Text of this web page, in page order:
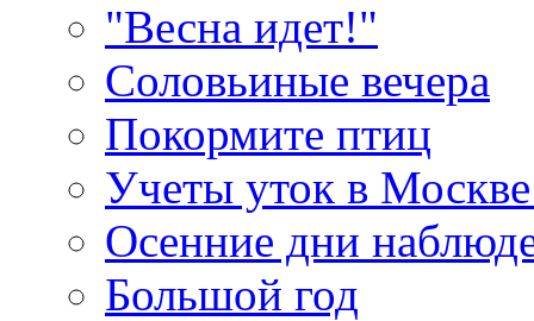
"Весна идет!"
Соловьиные вечера
Покормите птиц
Учеты уток в
Осенние дни
Большой год